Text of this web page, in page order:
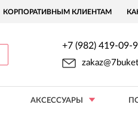
КОРПОРАТИВНЫМ КЛИЕНТАМ
+7 (982) 419-09-
АКСЕССУАРЫ